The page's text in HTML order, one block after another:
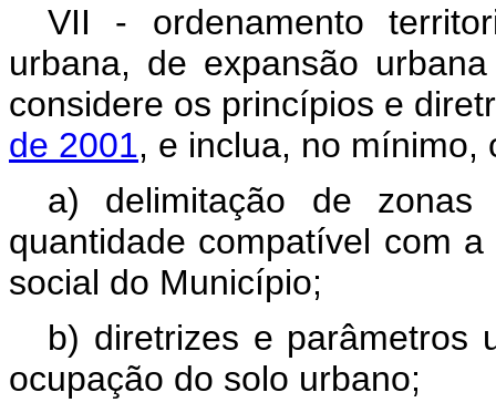
VII - ordenamento
urbana, de expansão
considere os princípios e
de 2001, e inclua, no mínimo,
a) delimitação de
quantidade compatível com
social do Município;
b) diretrizes e parâmetros
ocupação do solo urbano;